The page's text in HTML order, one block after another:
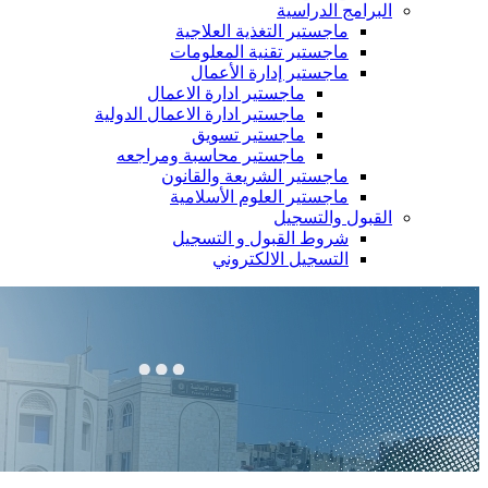
البرامج الدراسية
ماجستير التغذية العلاجية
ماجستير تقنية المعلومات
ماجستير إدارة الأعمال
ماجستير ادارة الاعمال
ماجستير ادارة الاعمال الدولية
ماجستير تسويق
ماجستير محاسبة ومراجعه
ماجستير الشريعة والقانون
ماجستير العلوم الأسلامية
القبول والتسجيل
شروط القبول و التسجيل
التسجيل الالكتروني